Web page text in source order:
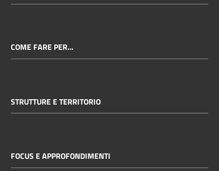
e
territorio
a
Costruiamo
COME FARE PER...
STRUTTURE E TERRITORIO
FOCUS E APPROFONDIMENTI